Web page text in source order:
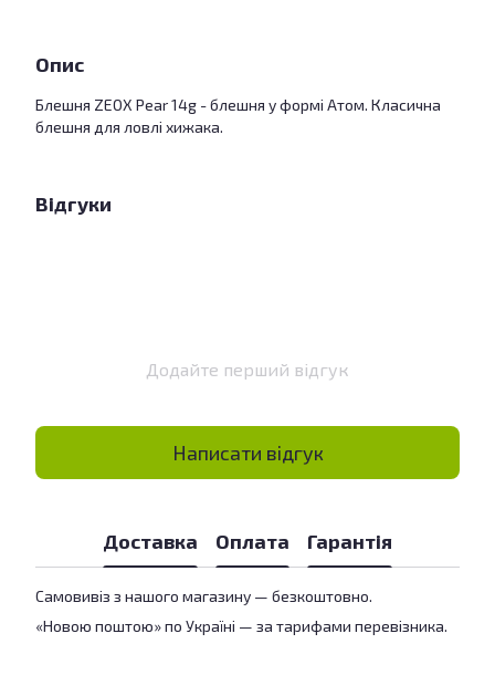
Опис
Блешня ZEOX Pear 14g - блешня у формі Атом. Класична
блешня для ловлі хижака.
Відгуки
Додайте перший відгук
Написати відгук
Доставка Оплата Гарантія
Самовивіз з нашого магазину — безкоштовно.
«Новою поштою» по Україні — за тарифами перевізника.